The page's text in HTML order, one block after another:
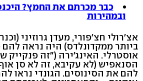
כבר מכרתם את החמץ?
ובמהירות
אצ'רולי חצ'פורי, מעדן גרוזיני
ביותר ממקדונלדס) היה נראה להם
אוסטרלי. האינג'ירה ("זה פנקייק
הסנאפיש (לא עקיבא, זה לא סן
להם את הסינוסים. הגונדי נראו